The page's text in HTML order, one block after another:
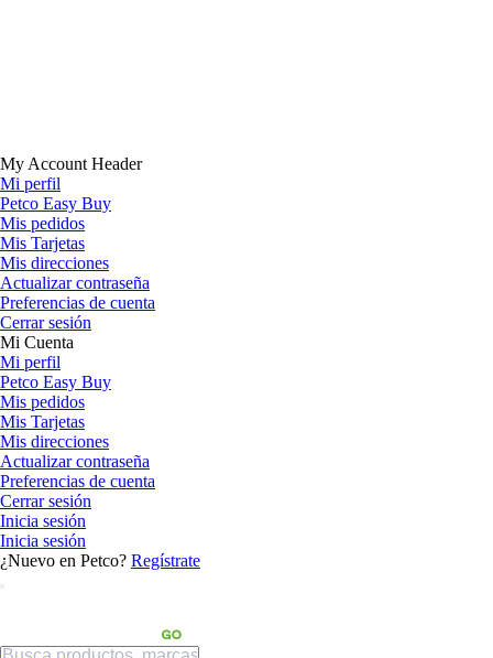
My Account Header
Mi perfil
Petco Easy Buy
Mis pedidos
Mis Tarjetas
Mis direcciones
Actualizar contraseña
Preferencias de cuenta
Cerrar sesión
Mi Cuenta
Mi perfil
Petco Easy Buy
Mis pedidos
Mis Tarjetas
Mis direcciones
Actualizar contraseña
Preferencias de cuenta
Cerrar sesión
Inicia sesión
Inicia sesión
¿Nuevo en Petco? Regístrate